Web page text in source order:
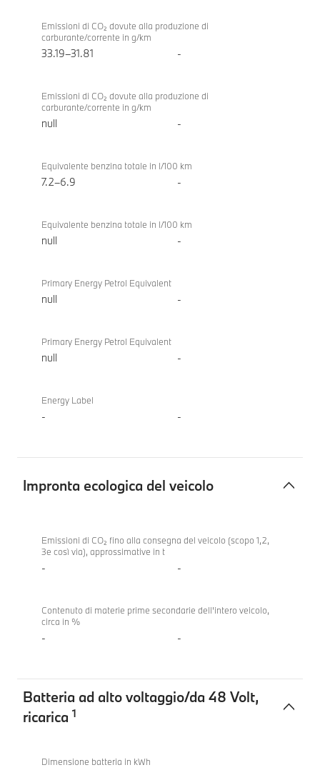
Emissioni di CO₂ dovute alla produzione di
carburante/corrente in g/km
33.19–31.81 -
Emissioni di CO₂ dovute alla produzione di
carburante/corrente in g/km
null -
Equivalente benzina totale in l/100 km
7.2–6.9 -
Equivalente benzina totale in l/100 km
null -
Primary Energy Petrol Equivalent
null -
Primary Energy Petrol Equivalent
null -
Energy Label
- -
Impronta ecologica del veicolo
ecologica
veicolo
X3 20
xDrive
Emissioni di CO₂ fino alla consegna del veicolo (scopo 1,2,
3e così via), approssimative in t
- -
Contenuto di materie prime secondarie dell'intero veicolo,
circa in %
- -
Batteria ad alto voltaggio/da 48 Volt,
ricarica 1
X3 20
Dimensione batteria in kWh